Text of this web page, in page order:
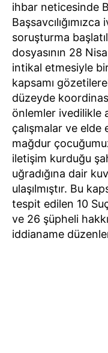
ihbar neticesinde
soruşturma
dosyasının 28
intikal etmesiyle
kapsamı
düzeyde
önlemler ivedilikle
çalışmalar ve elde
mağdur
iletişim kurduğu
uğradığına dair
ulaşılmıştır. Bu
tespit edilen 10
ve 26 şüpheli
iddianame